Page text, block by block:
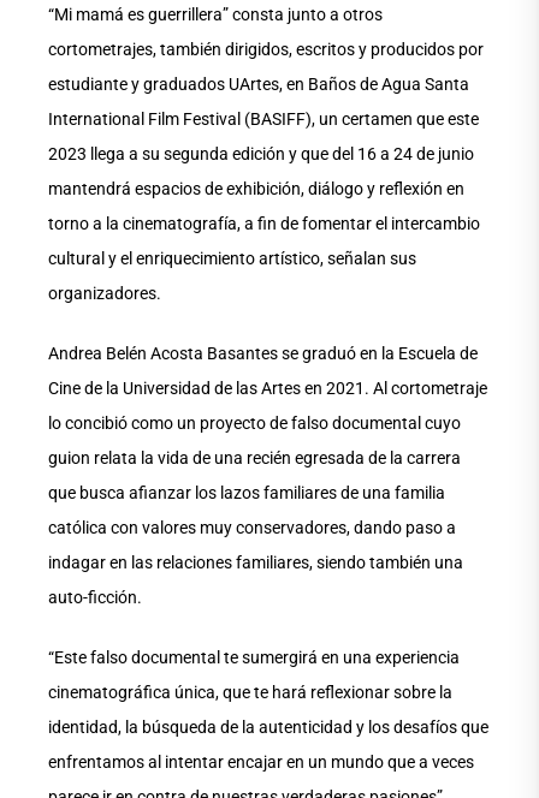
“Mi mamá es guerrillera” consta junto a otros
cortometrajes, también dirigidos, escritos y producidos por
estudiante y graduados UArtes, en Baños de Agua Santa
International Film Festival (BASIFF), un certamen que este
2023 llega a su segunda edición y que del 16 a 24 de junio
mantendrá espacios de exhibición, diálogo y reflexión en
torno a la cinematografía, a fin de fomentar el intercambio
cultural y el enriquecimiento artístico, señalan sus
organizadores.
Andrea Belén Acosta Basantes se graduó en la Escuela de
Cine de la Universidad de las Artes en 2021. Al cortometraje
lo concibió como un proyecto de falso documental cuyo
guion relata la vida de una recién egresada de la carrera
que busca afianzar los lazos familiares de una familia
católica con valores muy conservadores, dando paso a
indagar en las relaciones familiares, siendo también una
auto-ficción.
“Este falso documental te sumergirá en una experiencia
cinematográfica única, que te hará reflexionar sobre la
identidad, la búsqueda de la autenticidad y los desafíos que
enfrentamos al intentar encajar en un mundo que a veces